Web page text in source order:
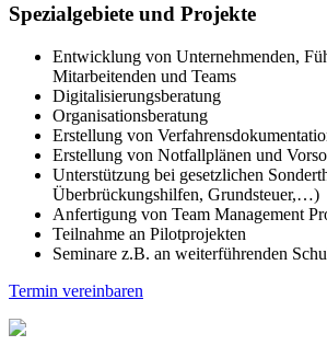
Spezialgebiete und Projekte
Entwicklung von Unternehmenden,
Mitarbeitenden und Teams
Digitalisierungsberatung
Organisationsberatung
Erstellung von
Erstellung von Notfallplänen und
Unterstützung bei gesetzlichen
Überbrückungshilfen, Grundsteuer,…)
Anfertigung von Team Management
Teilnahme an Pilotprojekten
Seminare z.B. an weiterführenden
Termin vereinbaren